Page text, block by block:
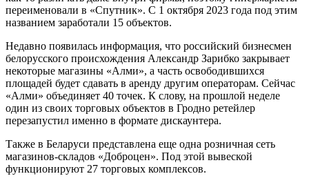
переименовали в «Спутник». С 1 октября 2023 года под этим
названием заработали 15 объектов.
Недавно появилась информация, что российский бизнесмен
белорусского происхождения Александр Зарибко закрывает
некоторые магазины «Алми», а часть освободившихся
площадей будет сдавать в аренду другим операторам. Сейчас
«Алми» объединяет 40 точек. К слову, на прошлой неделе
один из своих торговых объектов в Гродно ретейлер
перезапустил именно в формате дискаунтера.
Также в Беларуси представлена еще одна розничная сеть
магазинов-складов «Доброцен». Под этой вывеской
функционируют 27 торговых комплексов.